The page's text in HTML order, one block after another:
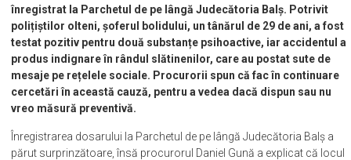
înregistrat la Parchetul de pe lângă Judecătoria Balș. Potrivit
polițiștilor olteni, șoferul bolidului, un tânărul de 29 de ani, a fost
testat pozitiv pentru două substanțe psihoactive, iar accidentul a
produs indignare în rândul slătinenilor, care au postat sute de
mesaje pe rețelele sociale. Procurorii spun că fac în continuare
cercetări în această cauză, pentru a vedea dacă dispun sau nu
vreo măsură preventivă.
Înregistrarea dosarului la Parchetul de pe lângă Judecătoria Balș a
părut surprinzătoare, însă procurorul Daniel Gună a explicat că locul